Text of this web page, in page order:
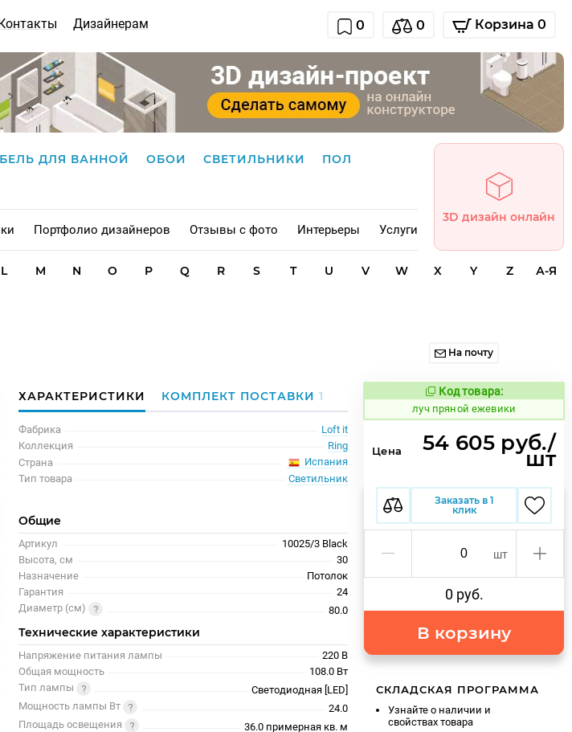
Дизайнерам 0 0 Корзина 0
ДЛЯ ВАННОЙ ОБОИ СВЕТИЛЬНИКИ ПОЛ
Портфолио дизайнеров Отзывы с фото Интерьеры Услуги
3D дизайн онлайн
L M N O P Q R S T U V W X Y Z А-Я
На почту
ХАРАКТЕРИСТИКИ КОМПЛЕКТ ПОСТАВКИ1
Фабрика
Loft it
Коллекция
Ring
Страна
Испания
Тип товара
Светильник
Общие
Артикул
10025/3 Black
Высота, см
30
Назначение
Потолок
Гарантия
24
Диаметр (см)
80.0
Технические характеристики
Напряжение питания лампы
220 В
Общая мощность
108.0 Вт
Тип лампы
Светодиодная [LED]
Мощность лампы Вт
24.0
Площадь освещения
36.0 примерная кв. м
Код товара:
899899 Код товара:
луч пряной ежевики
Цена 54 605 руб./
шт
Заказать в 1
клик
шт
0 руб.
В корзину
СКЛАДСКАЯ ПРОГРАММА
Узнайте о наличии и
свойствах товара